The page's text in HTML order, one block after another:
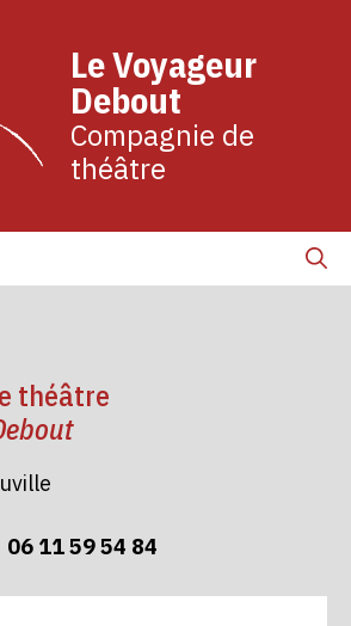
Le Voyageur
Debout
Compagnie de
théâtre
théâtre
06 11 59 54 84